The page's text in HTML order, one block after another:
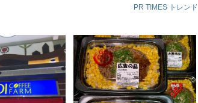
PR TIMES トレンド